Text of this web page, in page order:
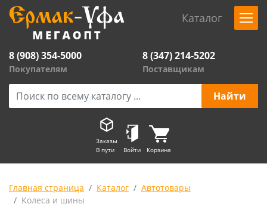
Каталог
8 (908) 354-5000
Покупателям
8 (347) 214-5202
Поставщикам
Заказы
В пути
Войти Корзина
Главная страница Каталог
Автотовары
Колеса и шины